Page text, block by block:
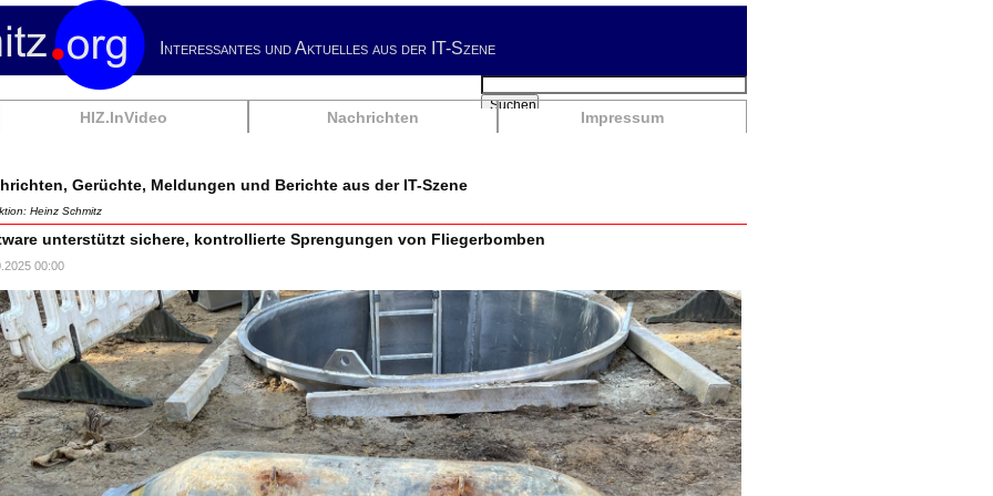
Interessantes und Aktuelles aus der IT-Szene
HIZ.InVideo Nachrichten Impressum
Suchbegriffe
Suchen
Gerüchte, Meldungen und Berichte aus der IT-Szene
Heinz Schmitz
unterstützt sichere, kontrollierte Sprengungen von Fliegerbomben
00:00